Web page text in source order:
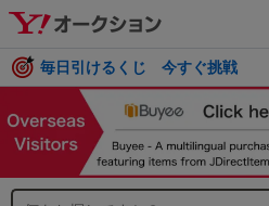
毎日引けるくじ 今すぐ挑戦